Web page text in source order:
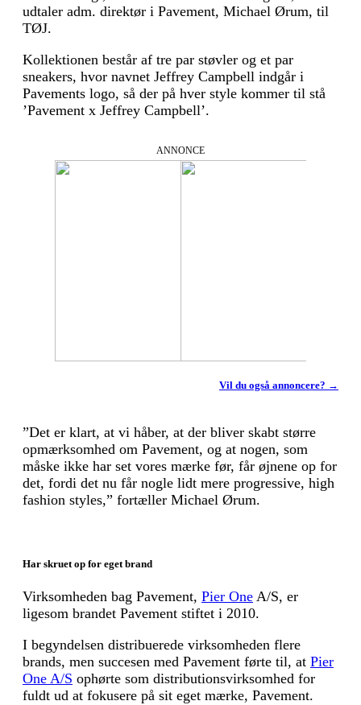
udtaler adm. direktør i Pavement, Michael Ørum, til
TØJ.
Kollektionen består af tre par støvler og et par
sneakers, hvor navnet Jeffrey Campbell indgår i
Pavements logo, så der på hver style kommer til stå
’Pavement x Jeffrey Campbell’.
ANNONCE
Vil du også annoncere? →
”Det er klart, at vi håber, at der bliver skabt større
opmærksomhed om Pavement, og at nogen, som
måske ikke har set vores mærke før, får øjnene op for
det, fordi det nu får nogle lidt mere progressive, high
fashion styles,” fortæller Michael Ørum.
Har skruet op for eget brand
Virksomheden bag Pavement, Pier One A/S, er
ligesom brandet Pavement stiftet i 2010.
I begyndelsen distribuerede virksomheden flere
brands, men succesen med Pavement førte til, at Pier
One A/S ophørte som distributionsvirksomhed for
fuldt ud at fokusere på sit eget mærke, Pavement.